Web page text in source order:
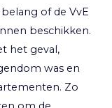
of de VvE
beschikken.
het geval,
was en
Zo